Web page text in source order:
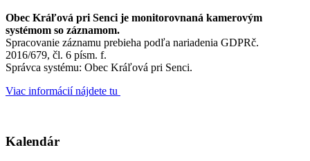
Obec Kráľová pri Senci je monitorovnaná kamerovým
systémom so záznamom.
Spracovanie záznamu prebieha podľa nariadenia GDPRč.
2016/679, čl. 6 písm. f.
Správca systému: Obec Kráľová pri Senci.
Viac informácií nájdete tu
Kalendár